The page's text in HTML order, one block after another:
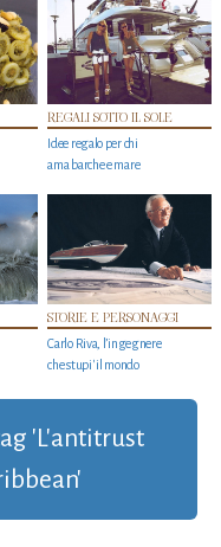
REGALI SOTTO IL SOLE
Idee regalo per chi
ama barche e mare
STORIE E PERSONAGGI
Carlo Riva, l’ingegnere
che stupi' il mondo
'L'antitrust